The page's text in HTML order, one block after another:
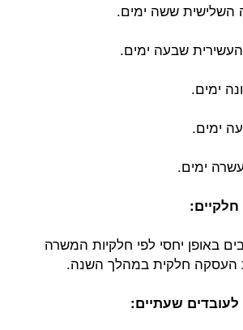
השלישית ששה ימים.
שבעה ימים.
באופן יחסי לפי חלקיות המשרה
העסקה חלקית במהלך השנה.
שעתיים: